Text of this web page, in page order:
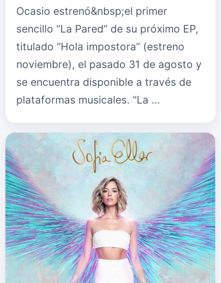
Ocasio estrenó&nbsp;el primer
sencillo “La Pared” de su próximo EP,
titulado “Hola impostora” (estreno
noviembre), el pasado 31 de agosto y
se encuentra disponible a través de
plataformas musicales. “La …